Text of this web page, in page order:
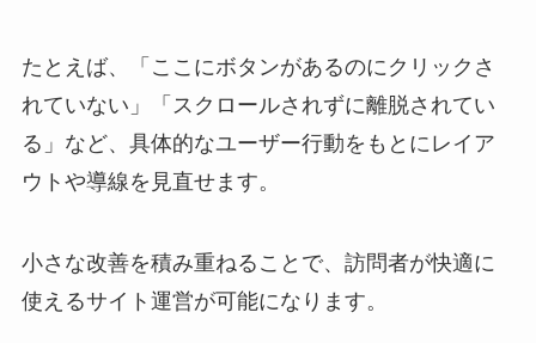
たとえば、「ここにボタンがあるのにクリックさ
れていない」「スクロールされずに離脱されてい
る」など、具体的なユーザー行動をもとにレイア
ウトや導線を見直せます。
小さな改善を積み重ねることで、訪問者が快適に
使えるサイト運営が可能になります。